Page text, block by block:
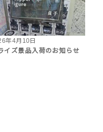
年4月10日
イズ景品入荷のお知らせ